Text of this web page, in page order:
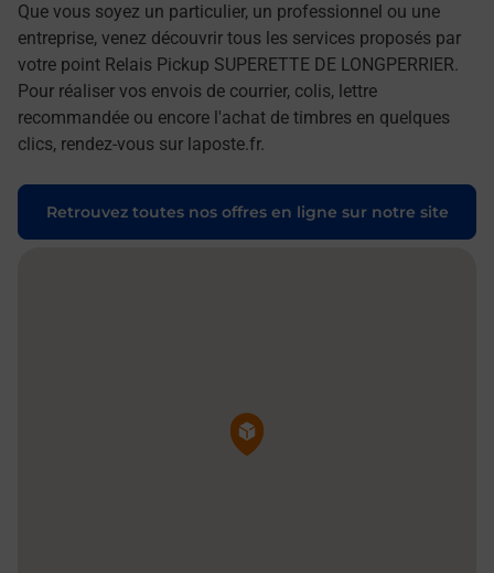
Que vous soyez un particulier, un professionnel ou une
entreprise, venez découvrir tous les services proposés par
votre point Relais Pickup SUPERETTE DE LONGPERRIER.
Pour réaliser vos envois de courrier, colis, lettre
recommandée ou encore l'achat de timbres en quelques
clics, rendez-vous sur laposte.fr.
Retrouvez toutes nos offres en ligne sur notre site
Pin de la carte